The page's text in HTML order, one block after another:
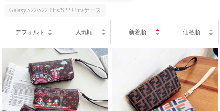
Galaxy S22/S22 Plus/S22 Ultraケース
デフォルト 人気順 新着順 価格順